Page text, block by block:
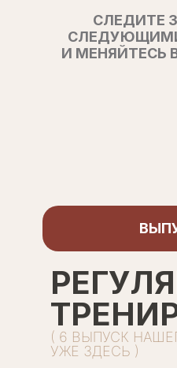
СЛЕДИТЕ
И МЕНЯЙТЕСЬ
( 6 ВЫПУСК
УЖЕ ЗДЕСЬ )